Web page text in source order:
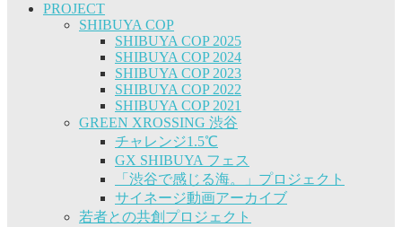
PROJECT
SHIBUYA COP
SHIBUYA COP 2025
SHIBUYA COP 2024
SHIBUYA COP 2023
SHIBUYA COP 2022
SHIBUYA COP 2021
GREEN XROSSING 渋谷
チャレンジ1.5℃
GX SHIBUYA フェス
「渋谷で感じる海。」プロジェクト
サイネージ動画アーカイブ
若者との共創プロジェクト